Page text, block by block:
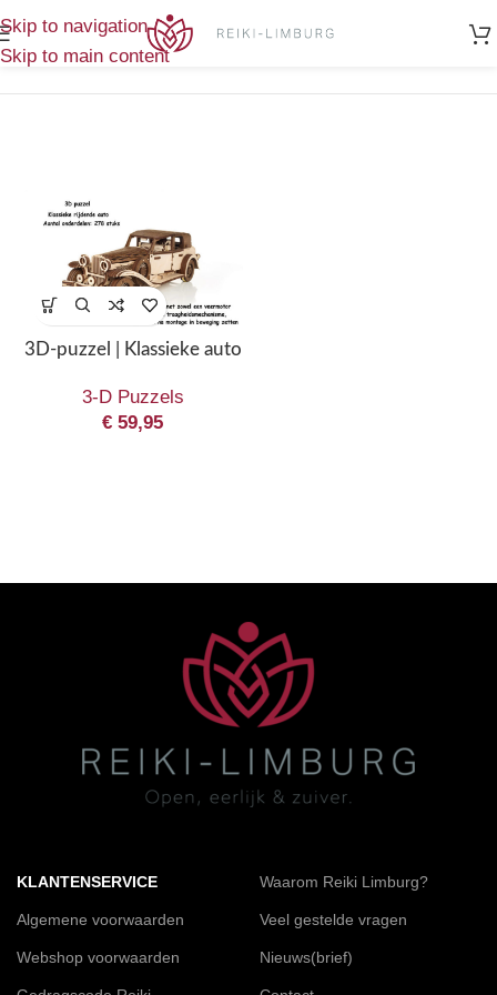
Skip to navigation
Skip to main content
Producten getagged “Klassieke auto”
3D-puzzel | Klassieke auto
3-D Puzzels
€ 59,95
KLANTENSERVICE
Algemene voorwaarden
Webshop voorwaarden
Waarom Reiki Limburg?
Veel gestelde vragen
Nieuws(brief)